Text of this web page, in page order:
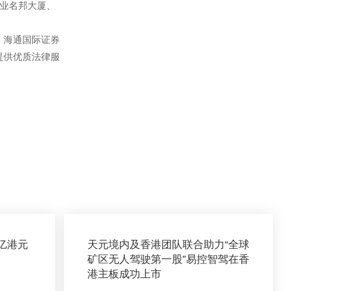
名邦大厦、
海通国际证券
优质法律服
港元
天元境内及香港团队联合助力“全球
矿区无人驾驶第一股”易控智驾在香
港主板成功上市